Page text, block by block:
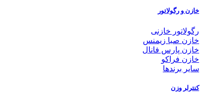
خازن و رگولاتور
رگولاتور خازنی
خازن صبا زیمنس
خازن پارس فانال
خازن فراکو
سایر برندها
کنترلر وزن